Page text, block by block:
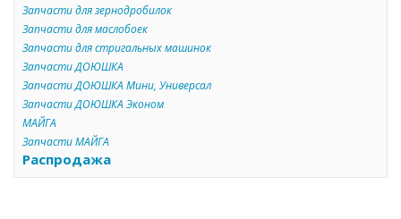
Запчасти для зернодробилок
Запчасти для маслобоек
Запчасти для стригальных машинок
Запчасти ДОЮШКА
Запчасти ДОЮШКА Мини, Универсал
Запчасти ДОЮШКА Эконом
МАЙГА
Запчасти МАЙГА
Распродажа